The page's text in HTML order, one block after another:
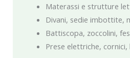
Materassi e strutture
Divani, sedie imbottite,
Battiscopa, zoccolini,
Prese elettriche, cornici,